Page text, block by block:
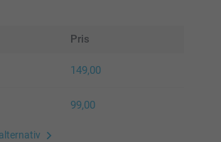
Pris
149,00
99,00